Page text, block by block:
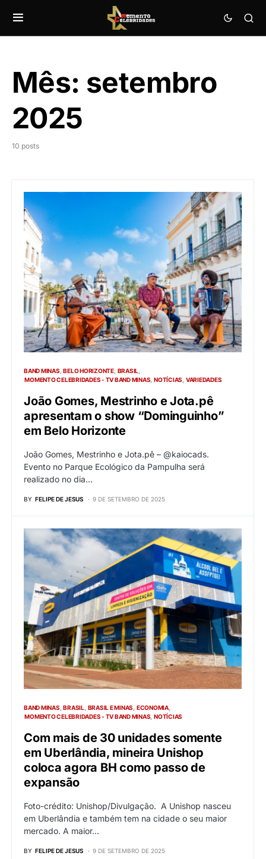
Mês: setembro
2025
10 posts
BAND MINAS BELO HORIZONTE BRASIL
MOMENTO CELEBRIDADES - TV BAND MINAS NOTÍCIAS VARIEDADES
João Gomes, Mestrinho e Jota.pê
apresentam o show “Dominguinho”
em Belo Horizonte
João Gomes, Mestrinho e Jota.pê – @kaiocads.
Evento no Parque Ecológico da Pampulha será
realizado no dia…
BY FELIPE DE JESUS 9 DE SETEMBRO DE 2025
BAND MINAS BRASIL BRASIL E MINAS ECONOMIA
MOMENTO CELEBRIDADES - TV BAND MINAS NOTÍCIAS
Com mais de 30 unidades somente
em Uberlândia, mineira Unishop
coloca agora BH como passo de
expansão
Foto-crédito: Unishop/Divulgação. A Unishop nasceu
em Uberlândia e também tem na cidade o seu maior
mercado. A maior…
BY FELIPE DE JESUS 9 DE SETEMBRO DE 2025